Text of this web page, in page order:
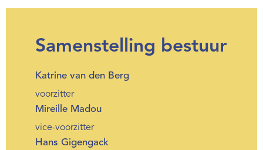
Samenstelling bestuur
Katrine van den Berg
voorzitter
Mireille Madou
vice-voorzitter
Hans Gigengack